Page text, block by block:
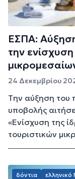
ΕΣΠΑ:
την
24 Δεκεμβρίου
Tην αύξηση του
υποβολής
«Ενίσχυση της
τουριστικών
δόντια ελληνικό